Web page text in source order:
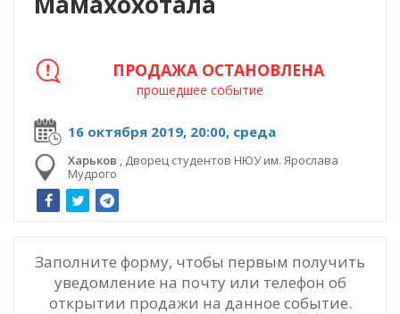
16 октября 2019, 20:00, среда
Харьков , Дворец студентов НЮУ им. Ярослава
Мудрого
ПРОДАЖА ОСТАНОВЛЕНА
прошедшее событие
Заполните форму, чтобы первым получить
уведомление на почту или телефон об
открытии продажи на данное событие.